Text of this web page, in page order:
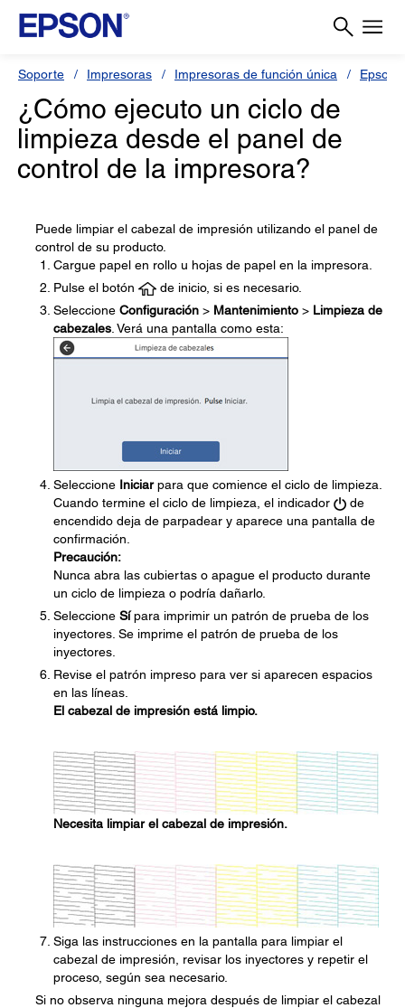
Soporte Impresoras Impresoras de función única Epson
¿Cómo ejecuto un ciclo de
limpieza desde el panel de
control de la impresora?
Puede limpiar el cabezal de impresión utilizando el panel de
control de su producto.
Cargue papel en rollo u hojas de papel en la impresora.
Pulse el botón
de inicio, si es necesario.
Seleccione Configuración > Mantenimiento > Limpieza de
cabezales . Verá una pantalla como esta:
Seleccione Iniciarpara que comience el ciclo de limpieza.
Cuando termine el ciclo de limpieza, el indicador
de
encendido deja de parpadear y aparece una pantalla de
confirmación.
Precaución:
Nunca abra las cubiertas o apague el producto durante
un ciclo de limpieza o podría dañarlo.
Seleccione Sípara imprimir un patrón de prueba de los
inyectores. Se imprime el patrón de prueba de los
inyectores.
Revise el patrón impreso para ver si aparecen espacios
en las líneas.
El cabezal de impresión está limpio.
Necesita limpiar el cabezal de impresión.
Siga las instrucciones en la pantalla para limpiar el
cabezal de impresión, revisar los inyectores y repetir el
proceso, según sea necesario.
Si no observa ninguna mejora después de limpiar el cabezal